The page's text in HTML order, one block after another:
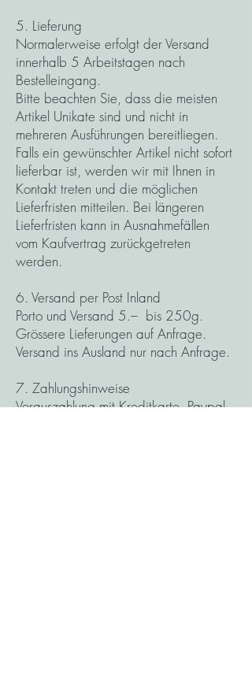
5. Lieferung
Normalerweise erfolgt der Versand
innerhalb 5 Arbeitstagen nach
Bestelleingang.
Bitte beachten Sie, dass die meisten
Artikel Unikate sind und nicht in
mehreren Ausführungen bereitliegen.
Falls ein gewünschter Artikel nicht sofort
lieferbar ist, werden wir mit Ihnen in
Kontakt treten und die möglichen
Lieferfristen mitteilen. Bei längeren
Lieferfristen kann in Ausnahmefällen
vom Kaufvertrag zurückgetreten
werden.
6. Versand per Post Inland
Porto und Versand 5.– bis 250g.
Grössere Lieferungen auf Anfrage.
Versand ins Ausland nur nach Anfrage.
7. Zahlungshinweise
Vorauszahlung mit Kreditkarte, Paypal